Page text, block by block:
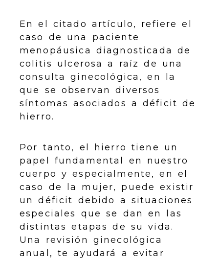
En el citado artículo, refiere el
caso de una paciente
menopáusica diagnosticada de
colitis ulcerosa a raíz de una
consulta ginecológica, en la
que se observan diversos
síntomas asociados a déficit de
hierro.
Por tanto, el hierro tiene un
papel fundamental en nuestro
cuerpo y especialmente, en el
caso de la mujer, puede existir
un déficit debido a situaciones
especiales que se dan en las
distintas etapas de su vida.
Una revisión ginecológica
anual, te ayudará a evitar